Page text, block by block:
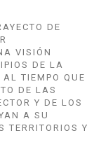
DE
VISIÓN
DE LA
TIEMPO QUE
DE LAS
Y DE LOS
A SU
TERRITORIOS Y